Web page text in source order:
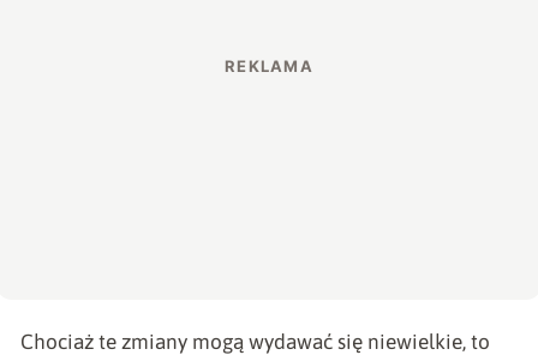
Chociaż te zmiany mogą wydawać się niewielkie, to